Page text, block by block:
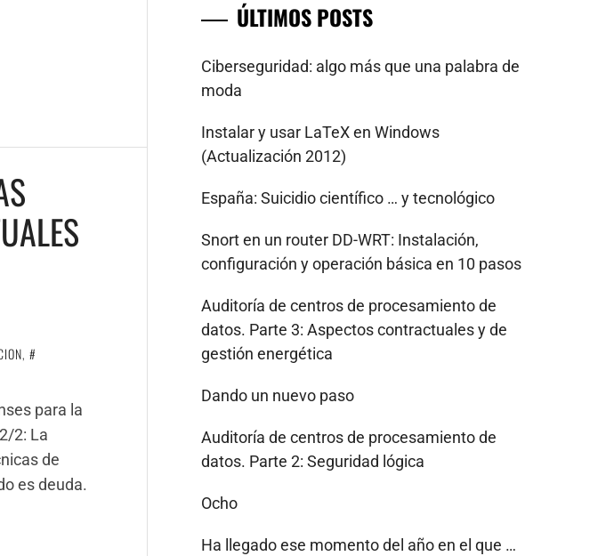
,
para la
2: La
de
es deuda.
ÚLTIMOS POSTS
Ciberseguridad: algo más que una palabra de
moda
Instalar y usar LaTeX en Windows
(Actualización 2012)
España: Suicidio científico … y tecnológico
Snort en un router DD-WRT: Instalación,
configuración y operación básica en 10 pasos
Auditoría de centros de procesamiento de
datos. Parte 3: Aspectos contractuales y de
gestión energética
Dando un nuevo paso
Auditoría de centros de procesamiento de
datos. Parte 2: Seguridad lógica
Ocho
Ha llegado ese momento del año en el que …